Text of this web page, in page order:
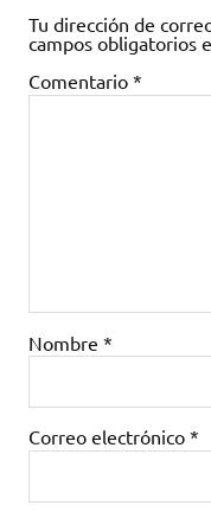
Tu dirección de
campos obligatorios
Comentario *
Nombre *
Correo electrónico *